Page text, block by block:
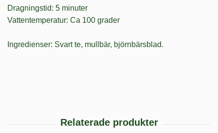
Dragningstid: 5 minuter
Vattentemperatur: Ca 100 grader
Ingredienser: Svart te, mullbär, björnbärsblad.